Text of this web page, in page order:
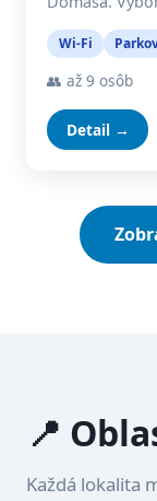
Wi-Fi
👥 až 9 osôb
Detail →
📍
Každá lokalita